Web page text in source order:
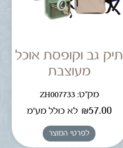
תיק גב וקופסת אוכל
מעוצבת
מק"ט: ZH007733
₪57.00 לא כולל מע"מ
לפרטי המוצר